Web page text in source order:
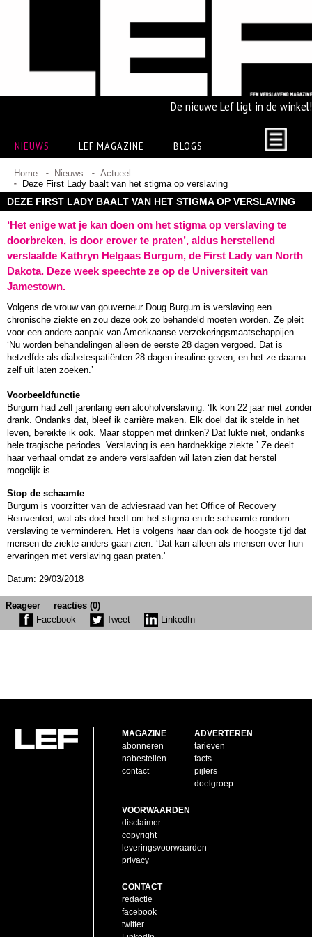
De nieuwe Lef ligt in de winkel!
NIEUWS LEF MAGAZINE BLOGS
Home Nieuws
Actueel
Deze First Lady baalt van het stigma op verslaving
DEZE FIRST LADY BAALT VAN HET STIGMA OP VERSLAVING
‘Het enige wat je kan doen om het stigma op verslaving te
doorbreken, is door erover te praten’, aldus herstellend
verslaafde Kathryn Helgaas Burgum, de First Lady van North
Dakota. Deze week speechte ze op de Universiteit van
Jamestown.
Volgens de vrouw van gouverneur Doug Burgum is verslaving een
chronische ziekte en zou deze ook zo behandeld moeten worden. Ze pleit
voor een andere aanpak van Amerikaanse verzekeringsmaatschappijen.
‘Nu worden behandelingen alleen de eerste 28 dagen vergoed. Dat is
hetzelfde als diabetespatiënten 28 dagen insuline geven, en het ze daarna
zelf uit laten zoeken.’
Voorbeeldfunctie
Burgum had zelf jarenlang een alcoholverslaving. ‘Ik kon 22 jaar niet zonder
drank. Ondanks dat, bleef ik carrière maken. Elk doel dat ik stelde in het
leven, bereikte ik ook. Maar stoppen met drinken? Dat lukte niet, ondanks
hele tragische periodes. Verslaving is een hardnekkige ziekte.’ Ze deelt
haar verhaal omdat ze andere verslaafden wil laten zien dat herstel
mogelijk is.
Stop de schaamte
Burgum is voorzitter van de adviesraad van het Office of Recovery
Reinvented, wat als doel heeft om het stigma en de schaamte rondom
verslaving te verminderen. Het is volgens haar dan ook de hoogste tijd dat
mensen de ziekte anders gaan zien. ‘Dat kan alleen als mensen over hun
ervaringen met verslaving gaan praten.'
Datum: 29/03/2018
Reageer
reacties (0)
Facebook
Tweet LinkedIn
MAGAZINE
abonneren
nabestellen
contact
ADVERTEREN
tarieven
facts
pijlers
doelgroep
VOORWAARDEN
disclaimer
copyright
leveringsvoorwaarden
privacy
CONTACT
redactie
facebook
twitter